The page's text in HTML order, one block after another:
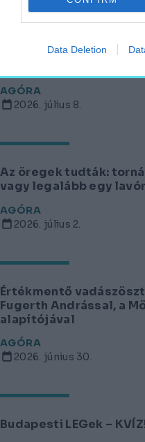
Data Deletion
AGÓRA
2026. július 8.
Az öregek tudták:
vagy legalább egy
AGÓRA
2026. július 2.
Értékmentő
Fugerth Andrással, a
alapítójával
AGÓRA
2026. június 30.
Budapesti LEGek –